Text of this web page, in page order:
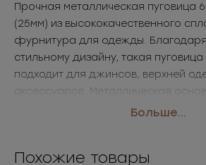
Прочная металлическая пуговица
(25мм) из высококачественного
фурнитура для одежды. Благодаря
стильному дизайну, такая
подходит для джинсов, верхней
аксессуаров. Металлическая
износостойкость и
• Размер: L40 (25мм)
Больше...
Похожие товары